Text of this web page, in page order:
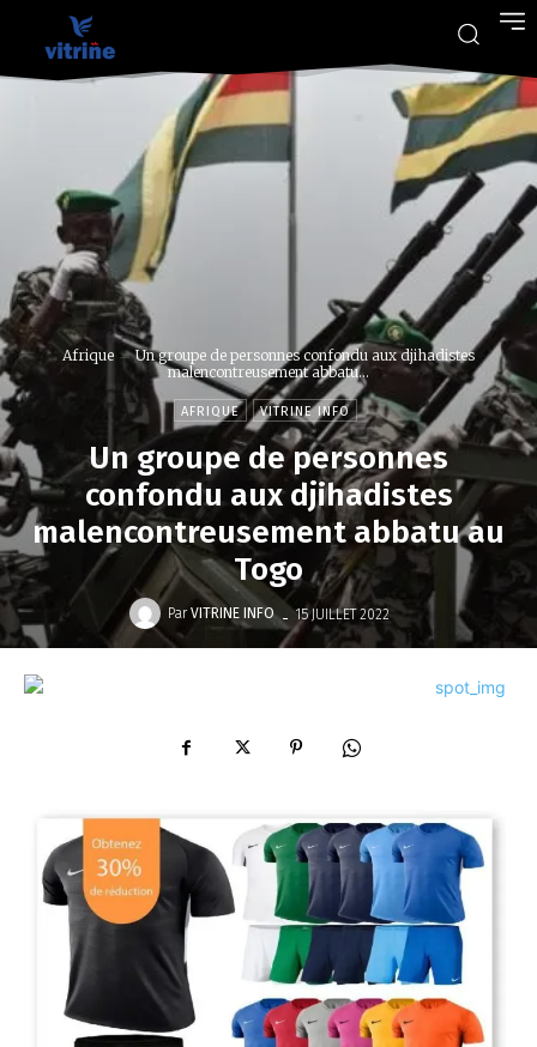
Afrique
Un groupe de personnes confondu aux djihadistes
malencontreusement abbatu...
AFRIQUE VITRINE INFO
Un groupe de personnes
confondu aux djihadistes
malencontreusement abbatu au
Togo
Par VITRINE INFO - 15 JUILLET 2022